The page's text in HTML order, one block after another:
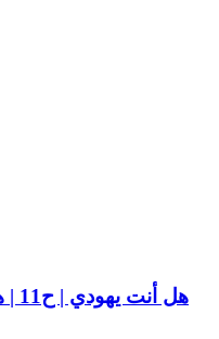
هل أنت يهودي | ح11 | هدىً وشفاء 3 - رمضان 1445 هـ